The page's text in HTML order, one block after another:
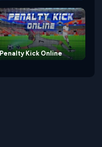
Penalty Kick Online